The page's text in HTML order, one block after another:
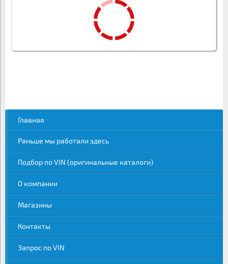
Главная
Раньше мы работали здесь
Подбор по VIN (оригинальные каталоги)
О компании
Магазины
Контакты
Запрос по VIN